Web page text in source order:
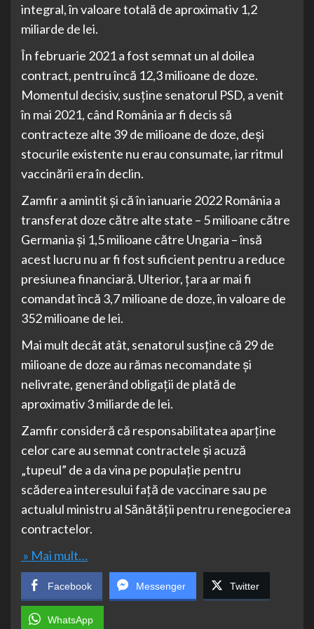
integral, în valoare totală de aproximativ 1,2
miliarde de lei.
În februarie 2021 a fost semnat un al doilea
contract, pentru încă 12,3 milioane de doze.
Momentul decisiv, susține senatorul PSD, a venit
în mai 2021, când România ar fi decis să
contracteze alte 39 de milioane de doze, deși
stocurile existente nu erau consumate, iar ritmul
vaccinării era în declin.
Zamfir a amintit și că în ianuarie 2022 România a
transferat doze către alte state – 5 milioane către
Germania și 1,5 milioane către Ungaria – însă
acest lucru nu ar fi fost suficient pentru a reduce
presiunea financiară. Ulterior, țara ar mai fi
comandat încă 3,7 milioane de doze, în valoare de
352 milioane de lei.
Mai mult decât atât, senatorul susține că 29 de
milioane de doze au rămas necomandate și
nelivrate, generând obligații de plată de
aproximativ 3 miliarde de lei.
Zamfir consideră că responsabilitatea aparține
celor care au semnat contractele și acuză
„tupeul” de a da vina pe populație pentru
scăderea interesului față de vaccinare sau pe
actualul ministru al Sănătății pentru renegocierea
contractelor.
» Mai mult…
Facebook Messenger Twitter
WhatsApp